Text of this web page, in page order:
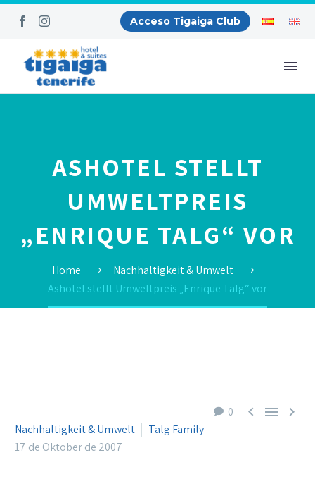
Acceso Tigaiga Club
ASHOTEL STELLT
UMWELTPREIS
„ENRIQUE TALG“ VOR
Home
Nachhaltigkeit & Umwelt
Ashotel stellt Umweltpreis „Enrique Talg“ vor
0   
Nachhaltigkeit & Umwelt
Talg Family
17 de Oktober de 2007